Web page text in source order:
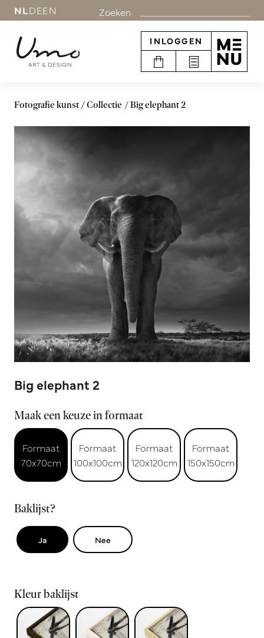
NLDEEN Zoeken
INLOGGEN
Fotografie kunst Collectie Big elephant 2
Big elephant 2
Maak een keuze in formaat
Formaat
70x70cm
Formaat
100x100cm
Formaat
120x120cm
Formaat
150x150cm
Baklijst?
Ja Nee
Kleur baklijst